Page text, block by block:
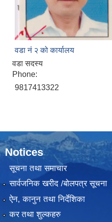
वडा नं २ को कार्यालय
वडा सदस्य
Phone:
9817413322
Notices
सूचना तथा समाचार
सार्वजनिक खरीद /बोलपत्र सूचना
ऐन, कानुन तथा निर्देशिका
कर तथा शुल्कहरु